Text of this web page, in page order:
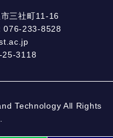
三社町11-16
076-233-8528
25-3118
Technology All Rights